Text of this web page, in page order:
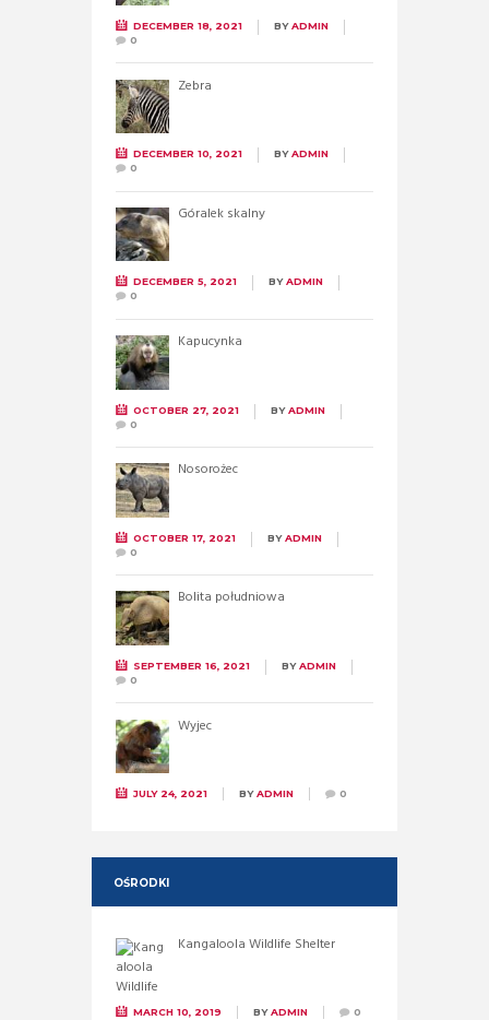
DECEMBER 18, 2021 BYADMIN
0
Zebra
DECEMBER 10, 2021 BYADMIN
0
Góralek skalny
DECEMBER 5, 2021 BYADMIN
0
Kapucynka
OCTOBER 27, 2021 BYADMIN
0
Nosorożec
OCTOBER 17, 2021 BYADMIN
0
Bolita południowa
SEPTEMBER 16, 2021 BYADMIN
0
Wyjec
JULY 24, 2021 BYADMIN 0
OŚRODKI
Kangaloola Wildlife Shelter
MARCH 10, 2019 BYADMIN 0